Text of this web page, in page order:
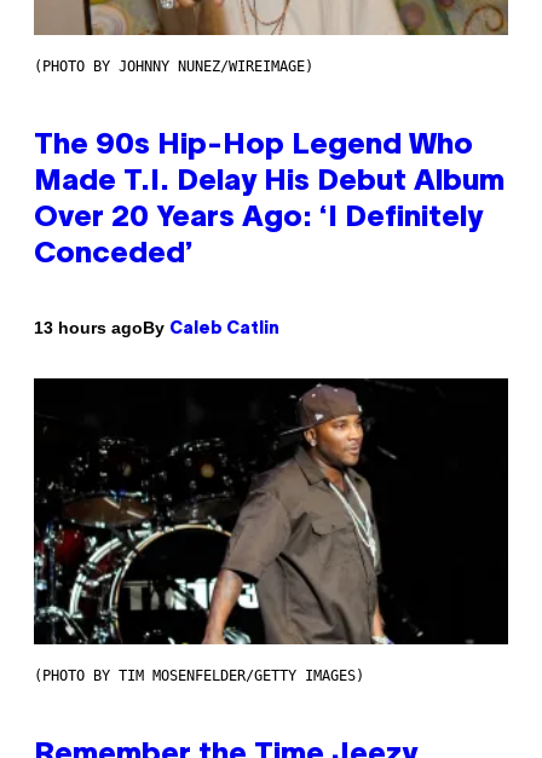
(PHOTO BY JOHNNY NUNEZ/WIREIMAGE)
The 90s Hip-Hop Legend Who
Made T.I. Delay His Debut Album
Over 20 Years Ago: ‘I Definitely
Conceded’
13 hours agoBy Caleb Catlin
(PHOTO BY TIM MOSENFELDER/GETTY IMAGES)